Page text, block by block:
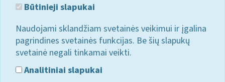
Būtinieji slapukai
Naudojami sklandžiam svetainės veikimui ir įgalina
pagrindines svetainės funkcijas. Be šių slapukų
svetainė negali tinkamai veikti.
Analitiniai slapukai